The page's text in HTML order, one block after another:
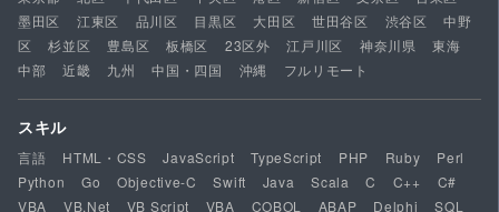
墨田区
江東区 品川区 目黒区 大田区 世田谷区 渋谷区
中野
区
杉並区 豊島区 板橋区 23区外 江戸川区 神奈川県
東海
中部
近畿 九州 中国・四国 沖縄 フルリモート
スキル
言語 HTML・CSS JavaScript TypeScript PHP Ruby
Perl
Python
Go Objective-C Swift Java Scala C C++
C#
VBA
VB.Net VB Script VBA COBOL ABAP Delphi
SQL